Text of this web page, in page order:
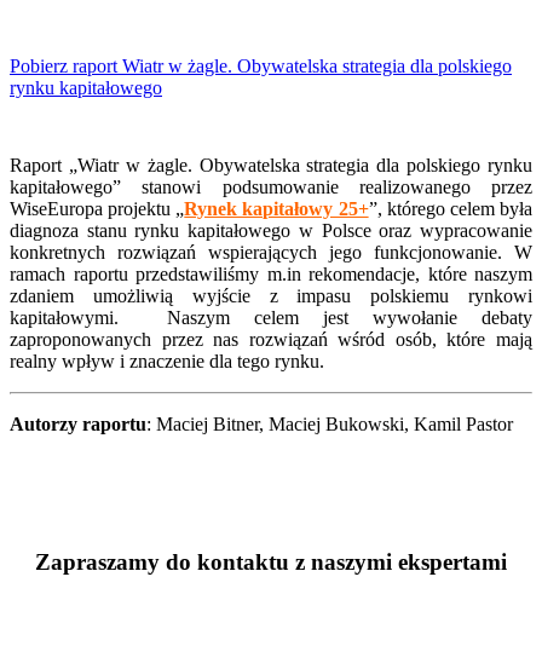
Pobierz raport Wiatr w żagle. Obywatelska strategia dla polskiego
rynku kapitałowego
Raport „Wiatr w żagle. Obywatelska strategia dla polskiego rynku
kapitałowego” stanowi podsumowanie realizowanego przez
WiseEuropa projektu „Rynek kapitałowy 25+”, którego celem była
diagnoza stanu rynku kapitałowego w Polsce oraz wypracowanie
konkretnych rozwiązań wspierających jego funkcjonowanie. W
ramach raportu przedstawiliśmy m.in rekomendacje, które naszym
zdaniem umożliwią wyjście z impasu polskiemu rynkowi
kapitałowymi. Naszym celem jest wywołanie debaty
zaproponowanych przez nas rozwiązań wśród osób, które mają
realny wpływ i znaczenie dla tego rynku.
Autorzy raportu: Maciej Bitner, Maciej Bukowski, Kamil Pastor
Zapraszamy do kontaktu z naszymi ekspertami